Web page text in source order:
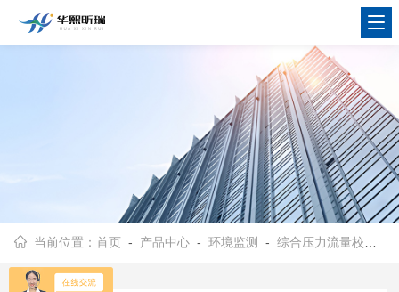
当前位置：首页 - 产品中心 -环境监测 -综合压力流量校准仪